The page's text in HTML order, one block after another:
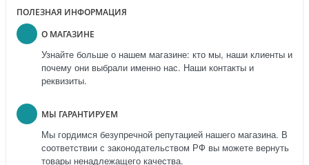
ПОЛЕЗНАЯ ИНФОРМАЦИЯ
О МАГАЗИНЕ
Узнайте больше о нашем магазине: кто мы, наши клиенты и
почему они выбрали именно нас. Наши контакты и
реквизиты.
МЫ ГАРАНТИРУЕМ
Мы гордимся безупречной репутацией нашего магазина. В
соответствии с законодательством РФ вы можете вернуть
товары ненадлежащего качества.